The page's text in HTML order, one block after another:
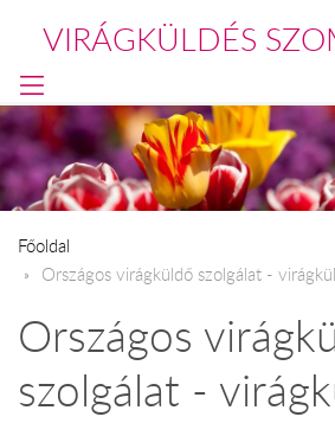
VIRÁGKÜLDÉS
Főoldal
Országos virágküldő szolgálat -
Országos
szolgálat -